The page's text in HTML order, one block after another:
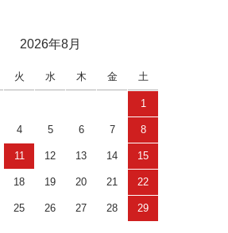
2026年8月
火 水 木 金 土
1
4 5 6 7 8
11 12 13 14 15
18 19 20 21 22
25 26 27 28 29